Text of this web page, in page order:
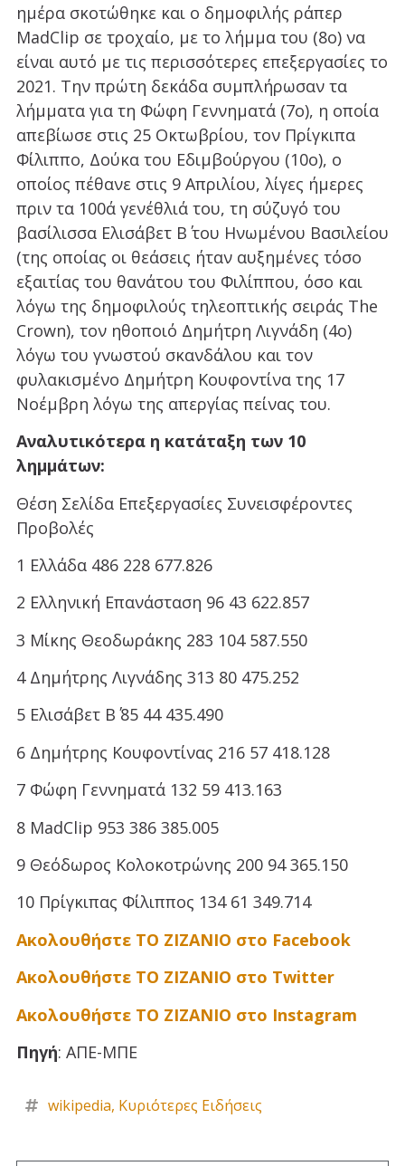
ημέρα σκοτώθηκε και ο δημοφιλής ράπερ
MadClip σε τροχαίο, με το λήμμα του (8ο) να
είναι αυτό με τις περισσότερες επεξεργασίες το
2021. Την πρώτη δεκάδα συμπλήρωσαν τα
λήμματα για τη Φώφη Γεννηματά (7ο), η οποία
απεβίωσε στις 25 Οκτωβρίου, τον Πρίγκιπα
Φίλιππο, Δούκα του Εδιμβούργου (10ο), ο
οποίος πέθανε στις 9 Απριλίου, λίγες ήμερες
πριν τα 100ά γενέθλιά του, τη σύζυγό του
βασίλισσα Ελισάβετ Β΄ του Ηνωμένου Βασιλείου
(της οποίας οι θεάσεις ήταν αυξημένες τόσο
εξαιτίας του θανάτου του Φιλίππου, όσο και
λόγω της δημοφιλούς τηλεοπτικής σειράς The
Crown), τον ηθοποιό Δημήτρη Λιγνάδη (4ο)
λόγω του γνωστού σκανδάλου και τον
φυλακισμένο Δημήτρη Κουφοντίνα της 17
Νοέμβρη λόγω της απεργίας πείνας του.
Αναλυτικότερα η κατάταξη των 10
λημμάτων:
Θέση Σελίδα Επεξεργασίες Συνεισφέροντες
Προβολές
1 Ελλάδα 486 228 677.826
2 Ελληνική Επανάσταση 96 43 622.857
3 Μίκης Θεοδωράκης 283 104 587.550
4 Δημήτρης Λιγνάδης 313 80 475.252
5 Ελισάβετ Β΄ 85 44 435.490
6 Δημήτρης Κουφοντίνας 216 57 418.128
7 Φώφη Γεννηματά 132 59 413.163
8 MadClip 953 386 385.005
9 Θεόδωρος Κολοκοτρώνης 200 94 365.150
10 Πρίγκιπας Φίλιππος 134 61 349.714
Ακολουθήστε ΤΟ ΖΙΖΑΝΙΟ στο Facebook
Ακολουθήστε ΤΟ ΖΙΖΑΝΙΟ στο Twitter
Ακολουθήστε ΤΟ ΖΙΖΑΝΙΟ στο Instagram
Πηγή: ΑΠΕ-ΜΠΕ
wikipedia, Κυριότερες Ειδήσεις